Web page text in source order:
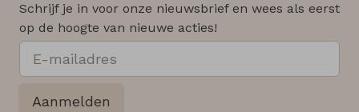
Schrijf je in voor onze nieuwsbrief en wees als eerst
op de hoogte van nieuwe acties!
Aanmelden